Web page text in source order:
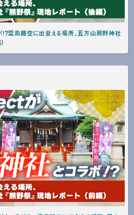
？霊烏路空に出会える場所、五方山熊野神社